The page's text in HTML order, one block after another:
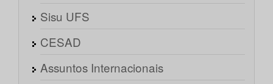
Sisu UFS
CESAD
Assuntos Internacionais